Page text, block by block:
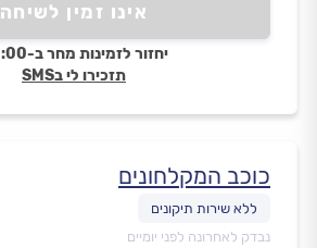
אינו זמין לשיחה
יחזור לזמינות מחר ב-08:00
תזכירו לי בSMS
כוכב המקלחונים
נבדק לאחרונה לפני יומיים